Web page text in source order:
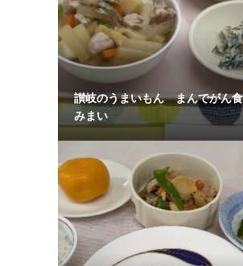
讃岐のうまいもん まんでがん
みまい